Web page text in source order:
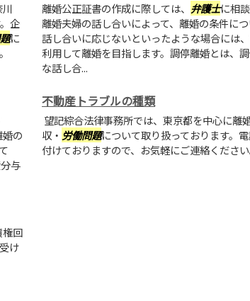
企
に
離婚公正証書の作成に際しては、 弁護士に相
離婚夫婦の話し合いによって、離婚の条件に
話し合いに応じないといったような場合には
利用して離婚を目指します。調停離婚とは、
な話し合...
の
与
不動産トラブルの種類
望記綜合法律事務所では、東京都を中心に離
収・ 労働問題について取り扱っております。
付けておりますので、お気軽にご連絡ください
権回
け